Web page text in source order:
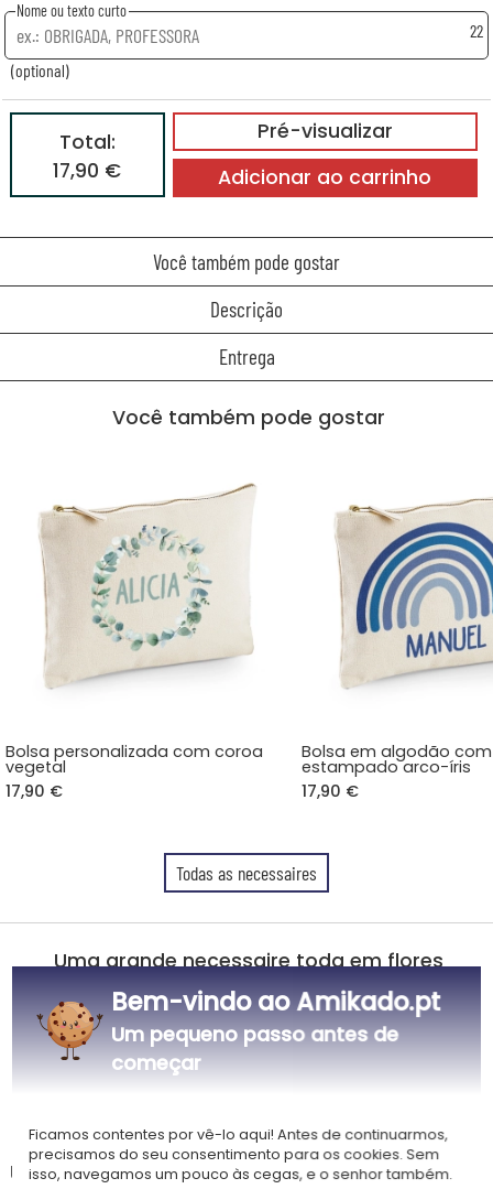
Nome ou texto curto
22
(optional)
Pré-visualizar
Total:
17,90 €
Adicionar ao carrinho
Você também pode gostar
Descrição
Entrega
Você também pode gostar
Bolsa personalizada com coroa
vegetal
17,90 €
Bolsa em algodão com
estampado arco-íris
17,90 €
Todas as necessaires
Uma grande necessaire toda em flores
Matéria: Lona 100% algodão escovado e zip em metal vintage
Dimensões: 28 x 20 cm
Volume: 2 litros
Personalização por impressão digital de um texto num quadro
Uma encantadora pochete a personalizar conforme os seus desejos.
Bem-vindo ao Amikado.pt
Um pequeno passo antes de
começar
Ficamos contentes por vê-lo aqui! Antes de continuarmos,
precisamos do seu consentimento para os cookies. Sem
isso, navegamos um pouco às cegas, e o senhor também.